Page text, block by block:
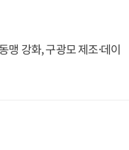
맹 강화, 구광모 제조·데이